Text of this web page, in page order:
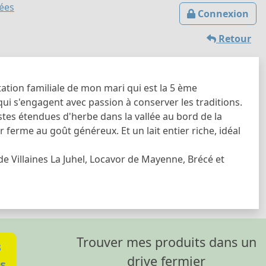
Connexion
Retour
familiale de mon mari qui est la 5 ème
s'engagent avec passion à conserver les traditions.
étendues d'herbe dans la vallée au bord de la
ferme au goût généreux. Et un lait entier riche, idéal
La Juhel, Locavor de Mayenne, Brécé et
Trouver mes produits dans un
drive fermier